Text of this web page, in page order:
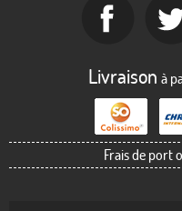
Livraison à
Frais de port